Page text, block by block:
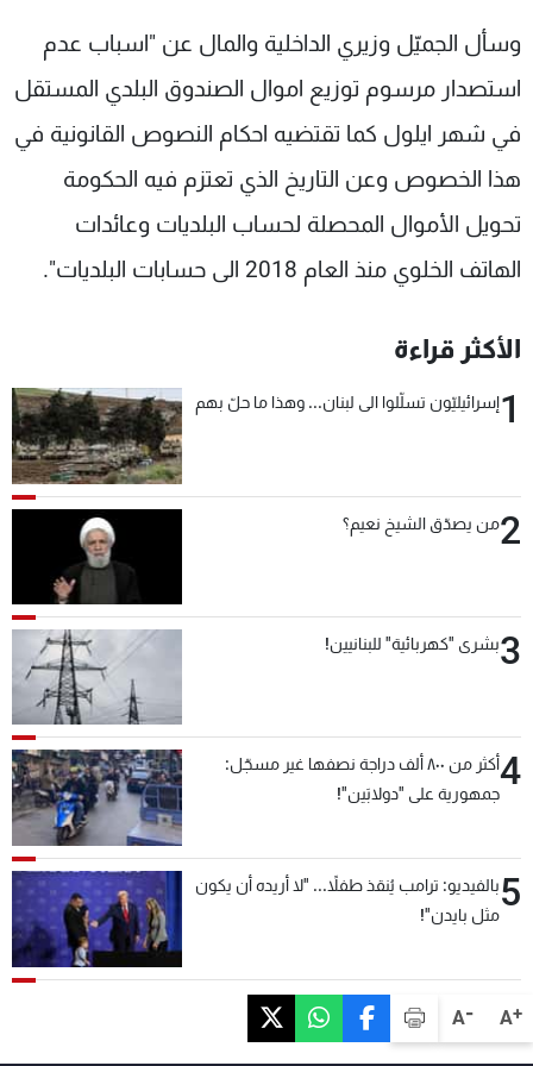
A+
A-
وسأل الجميّل وزيري الداخلية والمال عن "اسباب عدم
استصدار مرسوم توزيع اموال الصندوق البلدي المستقل
في شهر ايلول كما تقتضيه احكام النصوص القانونية في
هذا الخصوص وعن التاريخ الذي تعتزم فيه الحكومة
تحويل الأموال المحصلة لحساب البلديات وعائدات
الهاتف الخلوي منذ العام 2018 الى حسابات البلديات".
الأكثر قراءة
1إسرائيليّون تسلّلوا الى لبنان... وهذا ما حلّ بهم
2من يصدّق الشيخ نعيم؟
3بشرى "كهربائية" للبنانيين!
4
أكثر من ٨٠٠ ألف دراجة نصفها غير مسجّل:
جمهورية على "دولابَين"!
5بالفيديو: ترامب يُنقذ طفلاً... "لا أريده أن يكون
مثل بايدن"!